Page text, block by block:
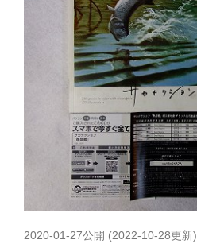
2020-01-27公開 (2022-10-28更新)